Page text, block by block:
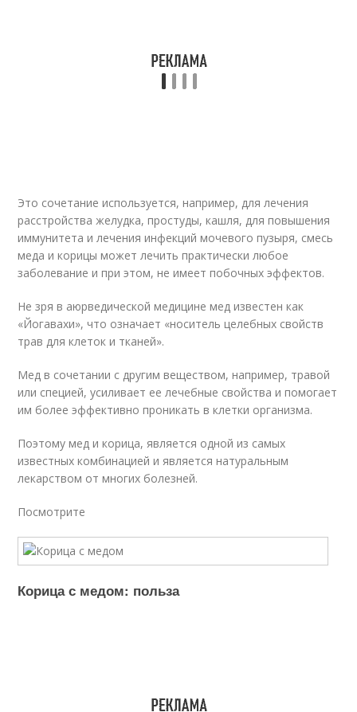
Это сочетание используется, например, для лечения
расстройства желудка, простуды, кашля, для повышения
иммунитета и лечения инфекций мочевого пузыря, смесь
меда и корицы может лечить практически любое
заболевание и при этом, не имеет побочных эффектов.
Не зря в аюрведической медицине мед известен как
«Йогавахи», что означает «носитель целебных свойств
трав для клеток и тканей».
Мед в сочетании с другим веществом, например, травой
или специей, усиливает ее лечебные свойства и помогает
им более эффективно проникать в клетки организма.
Поэтому мед и корица, является одной из самых
известных комбинацией и является натуральным
лекарством от многих болезней.
Посмотрите
Корица с медом: польза